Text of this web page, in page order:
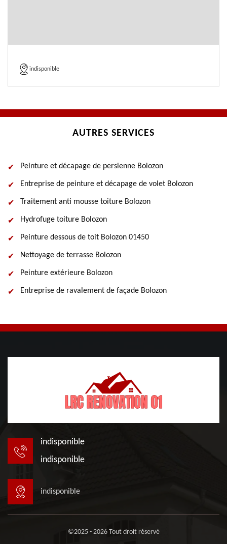
indisponible
AUTRES SERVICES
Peinture et décapage de persienne Bolozon
Entreprise de peinture et décapage de volet Bolozon
Traitement anti mousse toiture Bolozon
Hydrofuge toiture Bolozon
Peinture dessous de toit Bolozon 01450
Nettoyage de terrasse Bolozon
Peinture extérieure Bolozon
Entreprise de ravalement de façade Bolozon
indisponible
indisponible
indisponible
©2025 - 2026 Tout droit réservé